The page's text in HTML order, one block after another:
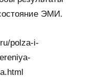
ЭМИ.
polza-i-